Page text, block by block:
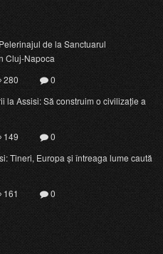
de la Sanctuarul
Cluj-Napoca
280
0
la Assisi: Să construim o civilizație a
149
0
Tineri, Europa și întreaga lume caută
161 0